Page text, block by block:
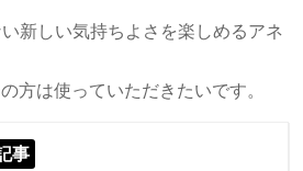
新しい気持ちよさを楽しめるアネ
方は使っていただきたいです。
事